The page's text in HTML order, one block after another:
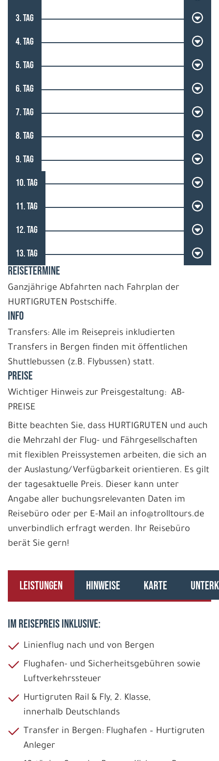
3. TAG
4. TAG
5. TAG
6. TAG
7. TAG
8. TAG
9. TAG
10. TAG
11. TAG
12. TAG
13. TAG
REISETERMINE
Ganzjährige Abfahrten nach Fahrplan der
HURTIGRUTEN Postschiffe.
INFO
Transfers: Alle im Reisepreis inkludierten
Transfers in Bergen finden mit öffentlichen
Shuttlebussen (z.B. Flybussen) statt.
PREISE
Wichtiger Hinweis zur Preisgestaltung: AB-
PREISE
Bitte beachten Sie, dass HURTIGRUTEN und auch
die Mehrzahl der Flug- und Fährgesellschaften
mit flexiblen Preissystemen arbeiten, die sich an
der Auslastung/Verfügbarkeit orientieren. Es gilt
der tagesaktuelle Preis. Dieser kann unter
Angabe aller buchungsrelevanten Daten im
Reisebüro oder per E-Mail an info@trolltours.de
unverbindlich erfragt werden. Ihr Reisebüro
berät Sie gern!
LEISTUNGEN HINWEISE KARTE
IM REISEPREIS INKLUSIVE:
Linienflug nach und von Bergen
Flughafen- und Sicherheitsgebühren sowie
Luftverkehrssteuer
Hurtigruten Rail & Fly, 2. Klasse,
innerhalb Deutschlands
Transfer in Bergen: Flughafen – Hurtigruten
Anleger